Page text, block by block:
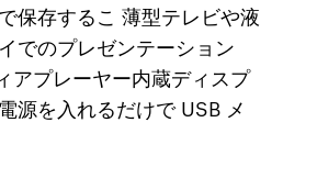
保存するこ 薄型テレビや液
でのプレゼンテーション
アプレーヤー内蔵ディスプ
源を入れるだけで USB メ